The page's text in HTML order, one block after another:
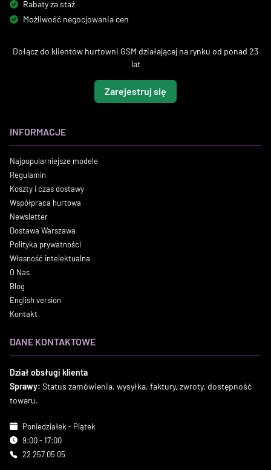
Rabaty za staż
Możliwość negocjowania cen
Dołącz do klientów hurtowni GSM działającej na rynku od ponad 23
lat
Zarejestruj się
INFORMACJE
Najpopularniejsze modele
Regulamin
Koszty i czas dostawy
Współpraca hurtowa
Newsletter
Dostawa Warszawa
Polityka prywatności
Własność intelektualna
O Nas
Blog
English version
Kontakt
DANE KONTAKTOWE
Dział obsługi klienta
Sprawy: Status zamówienia, wysyłka, faktury, zwroty, dostępność
towaru.
Poniedziałek - Piątek
9:00 - 17:00
22 257 05 05